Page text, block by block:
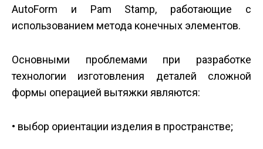
AutoForm и Pam Stamp, работающие с
использованием метода конечных элементов.
Основными проблемами при разработке
технологии изготовления деталей сложной
формы операцией вытяжки являются:
• выбор ориентации изделия в пространстве;